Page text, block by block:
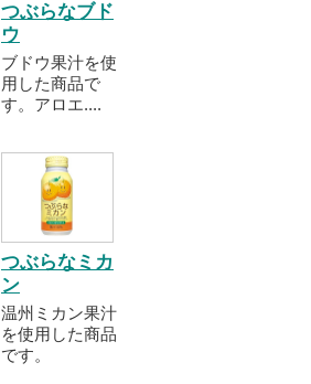
つぶらなブド
ウ
ブドウ果汁を使
用した商品で
す。アロエ....
つぶらなミカ
ン
温州ミカン果汁
を使用した商品
です。